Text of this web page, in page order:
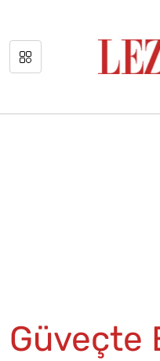
Güveçte